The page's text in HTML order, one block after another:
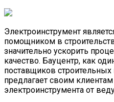
Электроинструмент
помощником в
значительно ускорить
качество. Бауцентр, как
поставщиков
предлагает своим
электроинструмента от